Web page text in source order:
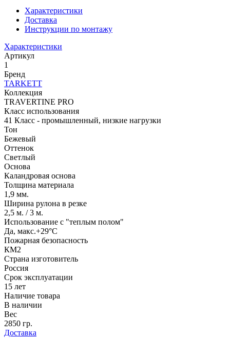
Характеристики
Доставка
Инструкции по монтажу
Характеристики
Артикул
1
Бренд
TARKETT
Коллекция
TRAVERTINE PRO
Класс использования
41 Класс - промышленный, низкие нагрузки
Тон
Бежевый
Оттенок
Светлый
Основа
Каландровая основа
Толщина материала
1,9 мм.
Ширина рулона в резке
2,5 м. / 3 м.
Использование с "теплым полом"
Да, макс.+29°С
Пожарная безопасность
КМ2
Страна изготовитель
Россия
Срок эксплуатации
15 лет
Наличие товара
В наличии
Вес
2850 гр.
Доставка